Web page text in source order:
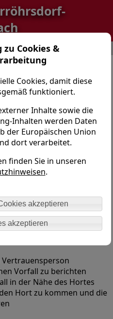
Cookies &
Cookies, damit diese
funktioniert.
Inhalte sowie die
Inhalten werden Daten
der Europäischen Union
dort verarbeitet.
finden Sie in unseren
.
akzeptieren
akzeptieren
> Aktuelles
wir Sie bitten, Ihr Kind
Personen zu
ein Kind auf dem
Person
wir ernst genommen
Kind darüber,
Angebote von
laut bemerkbar zu
Vorfall zu berichten
in der Nähe des Hortes
Hort zu kommen und die